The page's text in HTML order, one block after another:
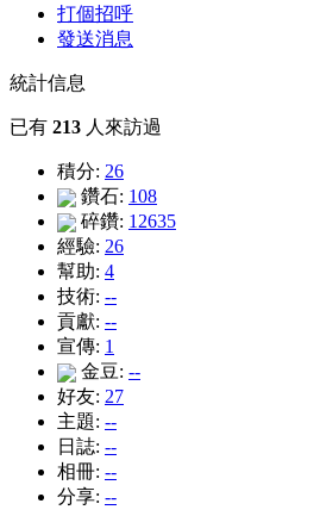
打個招呼
發送消息
統計信息
已有 213 人來訪過
積分: 26
鑽石: 108
碎鑽: 12635
經驗: 26
幫助: 4
技術: --
貢獻: --
宣傳: 1
金豆: --
好友: 27
主題: --
日誌: --
相冊: --
分享: --